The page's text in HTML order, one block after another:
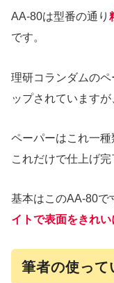
AA-80は型番の通り
です。
理研コランダムの
ップされています
ペーパーはこれ一
これだけで仕上げ完
基本はこのAA-80で
イトで表面をきれ
筆者の使って